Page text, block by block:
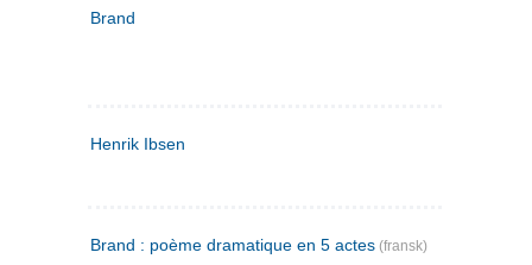
Brand
Henrik Ibsen
Brand : poème dramatique en 5 actes (fransk)